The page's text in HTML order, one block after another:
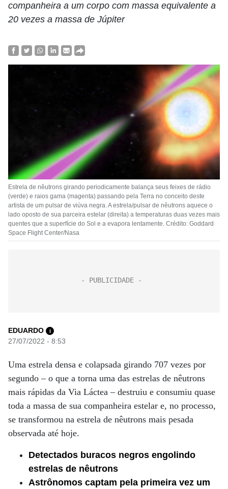
companheira a um corpo com massa equivalente a
20 vezes a massa de Júpiter
Estrela de nêutrons girando periodicamente balança seus feixes de rádio
(verde) e raios gama (magenta) passando pela Terra no conceito deste
artista de um pulsar de viúva negra. A estrela/pulsar de nêutrons aquece o
lado oposto de sua parceira estelar (direita) a temperaturas duas vezes mais
quentes que a superfície do Sol e a evapora lentamente. Crédito: Goddard
Space Flight Center/Nasa
EDUARDO i
27/07/2022 - 8:53
Uma estrela densa e colapsada girando 707 vezes por
segundo – o que a torna uma das estrelas de nêutrons
mais rápidas da Via Láctea – destruiu e consumiu quase
toda a massa de sua companheira estelar e, no processo,
se transformou na estrela de nêutrons mais pesada
observada até hoje.
Detectados buracos negros engolindo
estrelas de nêutrons
Astrônomos captam pela primeira vez um